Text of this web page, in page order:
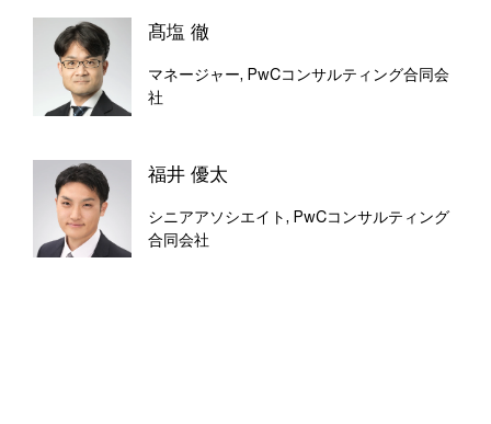
髙塩 徹
マネージャー, PwCコンサルティング合同会
社
福井 優太
シニアアソシエイト, PwCコンサルティング
合同会社